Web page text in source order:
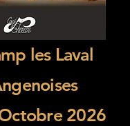
les Laval
2026